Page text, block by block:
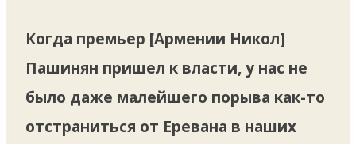
Когда премьер [Армении Никол]
Пашинян пришел к власти, у нас не
было даже малейшего порыва как-то
отстраниться от Еревана в наших